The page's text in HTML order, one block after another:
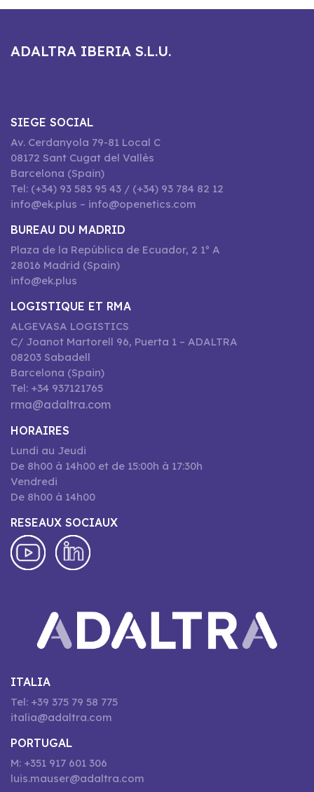
ADALTRA IBERIA S.L.U.
SIEGE SOCIAL
Av. Cerdanyola 79-81 Local C
08172 Sant Cugat del Vallès
Barcelona (Spain)
Tel: (+34) 93 583 95 43 / (+34) 93 784 82 12
info@ek.plus – info@openetics.com
BUREAU DU MADRID
Plaza de la República de Ecuador, 2 1º A
28016 Madrid (Spain)
info@ek.plus
LOGISTIQUE ET RMA
ALGEVASA LOGISTICS
C/ Joanot Martorell 96, Puerta 1 – ADALTRA
08203 Sabadell
Barcelona (Spain)
Tel: +34 937121765
rma@adaltra.com
HORAIRES
Lundi au Jeudi
De 8h00 à 14h00 et de 15:00h à 17:30h
Vendredi
De 8h00 à 14h00
RESEAUX SOCIAUX
ITALIA
Tel: +39 375 79 58 775
italia@adaltra.com
PORTUGAL
M: +351 917 601 306
luis.mauser@adaltra.com